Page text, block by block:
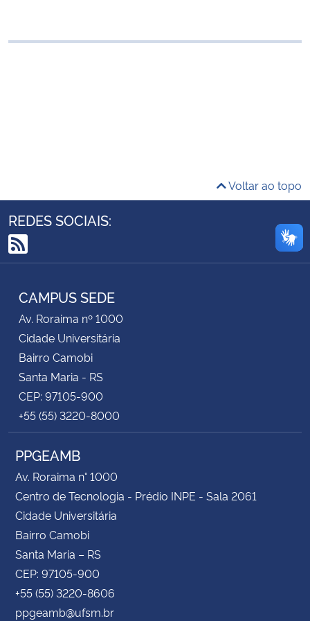
Ministério do Desenvolvimento Regional
Ministério da Mulher, da Família e dos Direitos Humanos
Secretaria-Geral
Secretaria de Governo
Gabinete de Segurança Institucional
Advocacia-Geral da União
Voltar ao topo
REDES SOCIAIS:
RSS
CAMPUS SEDE
Av. Roraima nº 1000
Cidade Universitária
Bairro Camobi
Santa Maria - RS
CEP: 97105-900
+55 (55) 3220-8000
PPGEAMB
Av. Roraima n° 1000
Centro de Tecnologia - Prédio INPE - Sala 2061
Cidade Universitária
Bairro Camobi
Santa Maria – RS
CEP: 97105-900
+55 (55) 3220-8606
ppgeamb@ufsm.br